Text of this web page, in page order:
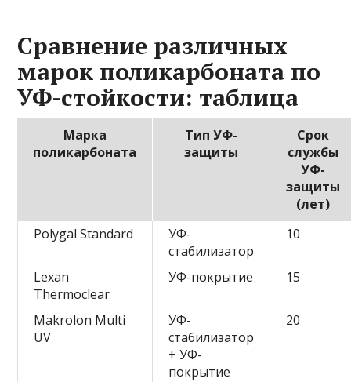
Сравнение различных
марок поликарбоната по
УФ-стойкости: таблица
Марка
поликарбоната
Тип УФ-
защиты
Срок
службы
УФ-
защиты
(лет)
Polygal Standard
УФ-
стабилизатор
10
Lexan
Thermoclear
УФ-покрытие 15
Makrolon Multi
UV
УФ-
стабилизатор
+ УФ-
покрытие
20